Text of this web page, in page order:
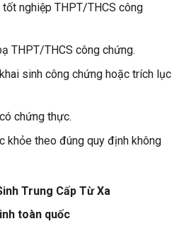
nghiệp THPT/THCS công
THPT/THCS công chứng.
sinh công chứng hoặc trích lục
chứng thực.
khỏe theo đúng quy định không
Trung Cấp Từ Xa
toàn quốc